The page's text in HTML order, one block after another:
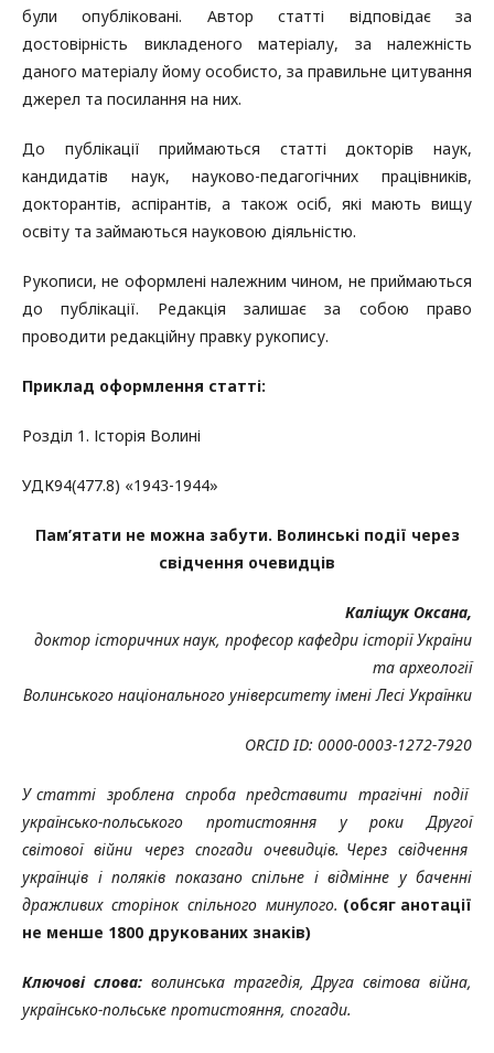
були опубліковані. Автор статті відповідає за
достовірність викладеного матеріалу, за належність
даного матеріалу йому особисто, за правильне цитування
джерел та посилання на них.
До публікації приймаються статті докторів наук,
кандидатів наук, науково-педагогічних працівників,
докторантів, аспірантів, а також осіб, які мають вищу
освіту та займаються науковою діяльністю.
Рукописи, не оформлені належним чином, не приймаються
до публікації. Редакція залишає за собою право
проводити редакційну правку рукопису.
Приклад оформлення статті:
Розділ 1. Історія Волині
УДК94(477.8) «1943-1944»
Пам’ятати не можна забути. Волинські події через
свідчення очевидців
Каліщук Оксана,
доктор історичних наук, професор кафедри історії України
та археології
Волинського національного університету імені Лесі Українки
ORCID ID: 0000-0003-1272-7920
У статті зроблена спроба представити трагічні події
українсько-польського протистояння у роки Другої
світової війни через спогади очевидців. Через свідчення
українців і поляків показано спільне і відмінне у баченні
дражливих сторінок спільного минулого. (обсяг анотації
не менше 1800 друкованих знаків)
Ключові слова:волинська трагедія, Друга світова війна,
українсько-польське протистояння, спогади.